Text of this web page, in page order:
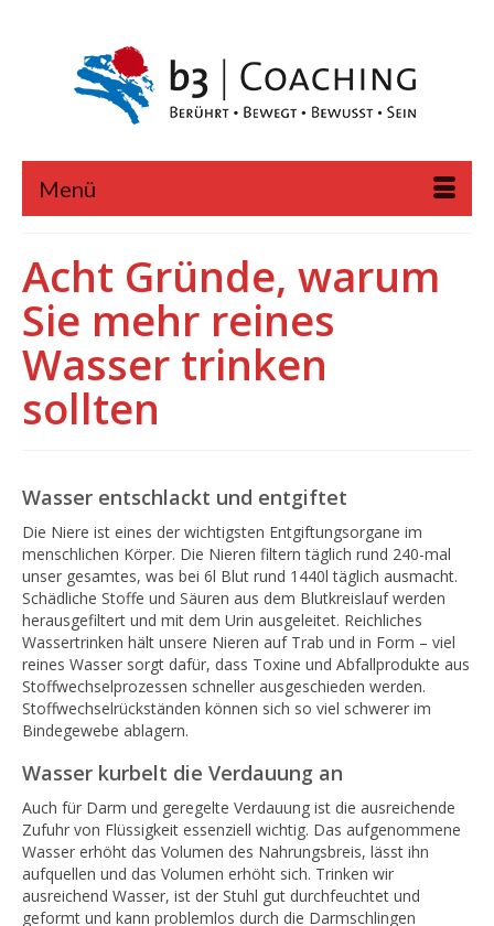
Menü
Acht Gründe, warum
Sie mehr reines
Wasser trinken
sollten
Wasser entschlackt und entgiftet
Die Niere ist eines der wichtigsten Entgiftungsorgane im
menschlichen Körper. Die Nieren filtern täglich rund 240-mal
unser gesamtes, was bei 6l Blut rund 1440l täglich ausmacht.
Schädliche Stoffe und Säuren aus dem Blutkreislauf werden
herausgefiltert und mit dem Urin ausgeleitet. Reichliches
Wassertrinken hält unsere Nieren auf Trab und in Form – viel
reines Wasser sorgt dafür, dass Toxine und Abfallprodukte aus
Stoffwechselprozessen schneller ausgeschieden werden.
Stoffwechselrückständen können sich so viel schwerer im
Bindegewebe ablagern.
Wasser kurbelt die Verdauung an
Auch für Darm und geregelte Verdauung ist die ausreichende
Zufuhr von Flüssigkeit essenziell wichtig. Das aufgenommene
Wasser erhöht das Volumen des Nahrungsbreis, lässt ihn
aufquellen und das Volumen erhöht sich. Trinken wir
ausreichend Wasser, ist der Stuhl gut durchfeuchtet und
geformt und kann problemlos durch die Darmschlingen